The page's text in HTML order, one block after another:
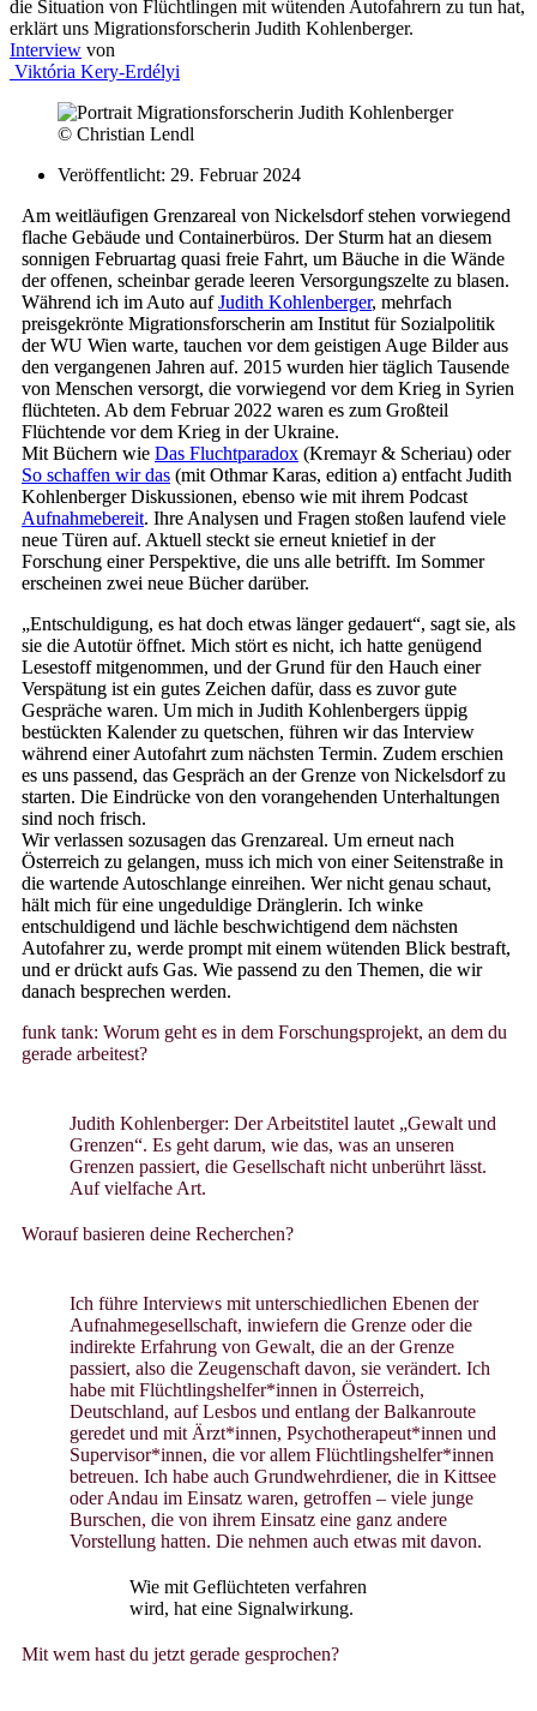
die Situation von Flüchtlingen mit wütenden Autofahrern zu tun hat,
erklärt uns Migrationsforscherin Judith Kohlenberger.
Interview von
Viktória Kery-Erdélyi
© Christian Lendl
Veröffentlicht: 29. Februar 2024
Am weitläufigen Grenzareal von Nickelsdorf stehen vorwiegend
flache Gebäude und Containerbüros. Der Sturm hat an diesem
sonnigen Februartag quasi freie Fahrt, um Bäuche in die Wände
der offenen, scheinbar gerade leeren Versorgungszelte zu blasen.
Während ich im Auto aufJudith Kohlenberger, mehrfach
preisgekrönte Migrationsforscherin am Institut für Sozialpolitik
der WU Wien warte, tauchen vor dem geistigen Auge Bilder aus
den vergangenen Jahren auf. 2015 wurden hier täglich Tausende
von Menschen versorgt, die vorwiegend vor dem Krieg in Syrien
flüchteten. Ab dem Februar 2022 waren es zum Großteil
Flüchtende vor dem Krieg in der Ukraine.
Mit Büchern wie Das Fluchtparadox (Kremayr & Scheriau) oder
So schaffen wir das (mit Othmar Karas, edition a) entfacht Judith
Kohlenberger Diskussionen, ebenso wie mit ihrem Podcast
Aufnahmebereit. Ihre Analysen und Fragen stoßen laufend viele
neue Türen auf. Aktuell steckt sie erneut knietief in der
Forschung einer Perspektive, die uns alle betrifft. Im Sommer
erscheinen zwei neue Bücher darüber.
„Entschuldigung, es hat doch etwas länger gedauert“, sagt sie, als
sie die Autotür öffnet. Mich stört es nicht, ich hatte genügend
Lesestoff mitgenommen, und der Grund für den Hauch einer
Verspätung ist ein gutes Zeichen dafür, dass es zuvor gute
Gespräche waren. Um mich in Judith Kohlenbergers üppig
bestückten Kalender zu quetschen, führen wir das Interview
während einer Autofahrt zum nächsten Termin. Zudem erschien
es uns passend, das Gespräch an der Grenze von Nickelsdorf zu
starten. Die Eindrücke von den vorangehenden Unterhaltungen
sind noch frisch.
Wir verlassen sozusagen das Grenzareal. Um erneut nach
Österreich zu gelangen, muss ich mich von einer Seitenstraße in
die wartende Autoschlange einreihen. Wer nicht genau schaut,
hält mich für eine ungeduldige Dränglerin. Ich winke
entschuldigend und lächle beschwichtigend dem nächsten
Autofahrer zu, werde prompt mit einem wütenden Blick bestraft,
und er drückt aufs Gas. Wie passend zu den Themen, die wir
danach besprechen werden.
funk tank: Worum geht es in dem Forschungsprojekt, an dem du
gerade arbeitest?
Judith Kohlenberger: Der Arbeitstitel lautet „Gewalt und
Grenzen“. Es geht darum, wie das, was an unseren
Grenzen passiert, die Gesellschaft nicht unberührt lässt.
Auf vielfache Art.
Worauf basieren deine Recherchen?
Ich führe Interviews mit unterschiedlichen Ebenen der
Aufnahmegesellschaft, inwiefern die Grenze oder die
indirekte Erfahrung von Gewalt, die an der Grenze
passiert, also die Zeugenschaft davon, sie verändert. Ich
habe mit Flüchtlingshelfer*innen in Österreich,
Deutschland, auf Lesbos und entlang der Balkanroute
geredet und mit Ärzt*innen, Psychotherapeut*innen und
Supervisor*innen, die vor allem Flüchtlingshelfer*innen
betreuen. Ich habe auch Grundwehrdiener, die in Kittsee
oder Andau im Einsatz waren, getroffen – viele junge
Burschen, die von ihrem Einsatz eine ganz andere
Vorstellung hatten. Die nehmen auch etwas mit davon.
Wie mit Geflüchteten verfahren
wird, hat eine Signalwirkung.
Mit wem hast du jetzt gerade gesprochen?